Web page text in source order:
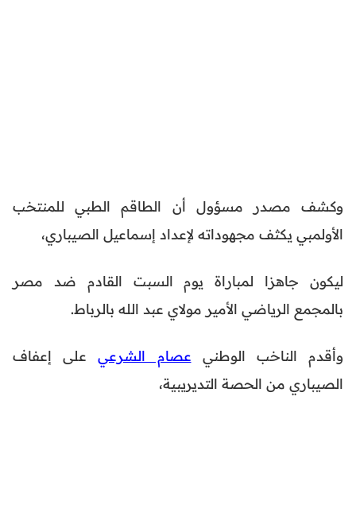
وكشف مصدر مسؤول أن الطاقم الطبي للمنتخب
الأولمبي يكثف مجهوداته لإعداد إسماعيل الصيباري،
ليكون جاهزا لمباراة يوم السبت القادم ضد مصر
بالمجمع الرياضي الأمير مولاي عبد الله بالرباط.
وأقدم الناخب الوطني عصام الشرعيعلى إعفاف
الصيباري من الحصة التديريبية،